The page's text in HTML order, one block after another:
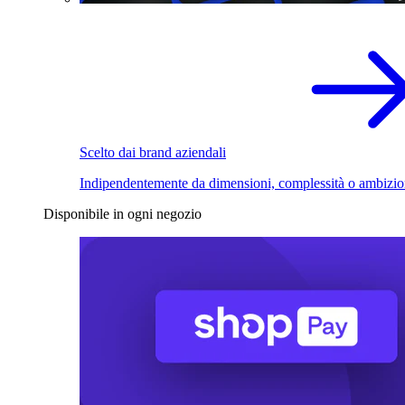
Scelto dai brand aziendali
Indipendentemente da dimensioni, complessità o
Disponibile in ogni negozio